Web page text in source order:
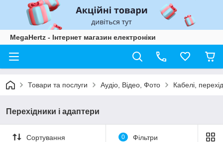
MegaHertz - Інтернет магазин електроніки
Товари та послуги Аудіо, Відео, Фото Кабелі,
Перехідники і адаптери
Сортування 0 Фільтри